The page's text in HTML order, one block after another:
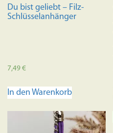
Du bist geliebt – Filz-
Schlüsselanhänger
7,49€
In den Warenkorb